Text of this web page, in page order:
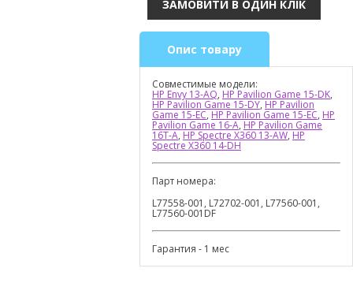
Опис товару
Совместимые модели:
HP Envy 13-AQ, HP Pavilion Game 15-DK,
HP Pavilion Game 15-DY, HP Pavilion
Game 15-EC, HP Pavilion Game 15-EC, HP
Pavilion Game 16-A, HP Pavilion Game
16T-A, HP Spectre X360 13-AW, HP
Spectre X360 14-DH
Парт номера:
L77558-001, L72702-001, L77560-001,
L77560-001DF
Гарантия - 1 мес